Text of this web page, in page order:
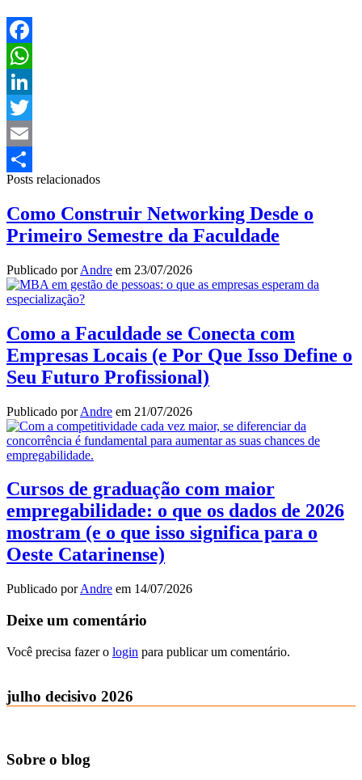
Facebook
WhatsApp
LinkedIn
Twitter
Email
Share
Posts relacionados
Como Construir Networking Desde o
Primeiro Semestre da Faculdade
Publicado porAndre em 23/07/2026
Como a Faculdade se Conecta com
Empresas Locais (e Por Que Isso Define o
Seu Futuro Profissional)
Publicado porAndre em 21/07/2026
Cursos de graduação com maior
empregabilidade: o que os dados de 2026
mostram (e o que isso significa para o
Oeste Catarinense)
Publicado porAndre em 14/07/2026
Deixe um comentário
Você precisa fazer o login para publicar um comentário.
julho decisivo 2026
Sobre o blog